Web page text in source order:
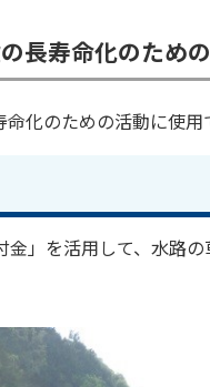
長寿命化のための
化のための活動に使用
」を活用して、水路